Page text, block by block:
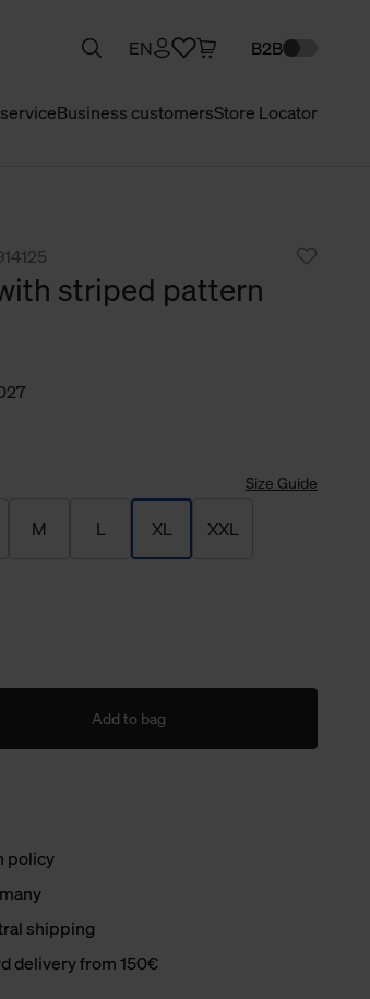
Business customersStore Locator
EN B2B
striped pattern
Size Guide
M L XL XXL
Add to bag
policy
shipping
delivery from 150€